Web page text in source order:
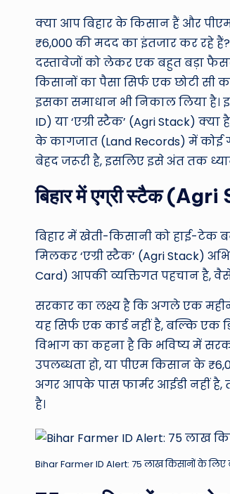
क्या आप बिहार के किसान हैं और
₹6,000 की मदद का इंतजार कर रहे
दस्तावेजों को लेकर एक बहुत बड़ा
किसानों का पैसा सिर्फ एक छोटी
इसका समाधान भी निकाल लिया है।
ID) या ‘एग्री स्टैक’ (Agri Stack)
के कागजात (Land Records) में
बेहद जरूरी है, इसलिए इसे अंत तक
बिहार में एग्री स्टैक
बिहार में खेती-किसानी को हाई-टेक
मिलकर ‘एग्री स्टैक’ (Agri Stack)
Card) आपकी व्यक्तिगत पहचान है, वैसे
सरकार का लक्ष्य है कि अगले एक
यह सिर्फ एक कार्ड नहीं है, बल्कि
विभाग का कहना है कि भविष्य में
उपलब्धता हो, या पीएम किसान के
अगर आपके पास फार्मर आईडी नहीं
है।
Bihar Farmer ID Alert: 75 लाख किसानों के